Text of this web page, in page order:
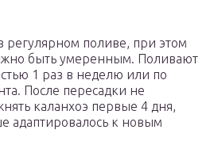
регулярном поливе, при этом
быть умеренным. Поливают
1 раз в неделю или по
После пересадки не
каланхоэ первые 4 дня,
адаптировалось к новым